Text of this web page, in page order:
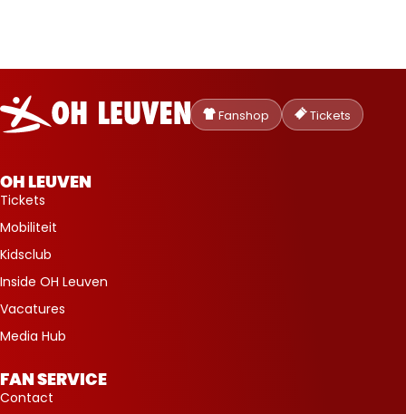
Oud-
Heverlee
Leuven
Fanshop Tickets
OH LEUVEN
Tickets
Mobiliteit
Kidsclub
Inside OH Leuven
Vacatures
Media Hub
FAN SERVICE
Contact